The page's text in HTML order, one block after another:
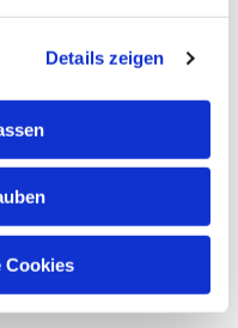
Details zeigen
Cookies